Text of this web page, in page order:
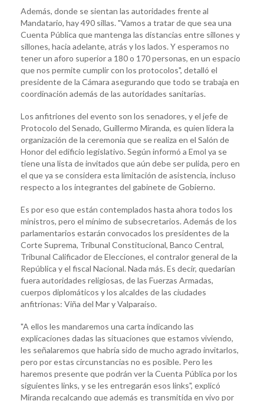
Además, donde se sientan las autoridades frente al
Mandatario, hay 490 sillas. "Vamos a tratar de que sea una
Cuenta Pública que mantenga las distancias entre sillones y
sillones, hacia adelante, atrás y los lados. Y esperamos no
tener un aforo superior a 180 o 170 personas, en un espacio
que nos permite cumplir con los protocolos", detalló el
presidente de la Cámara asegurando que todo se trabaja en
coordinación además de las autoridades sanitarias.
Los anfitriones del evento son los senadores, y el jefe de
Protocolo del Senado, Guillermo Miranda, es quien lidera la
organización de la ceremonia que se realiza en el Salón de
Honor del edificio legislativo. Según informó a Emol ya se
tiene una lista de invitados que aún debe ser pulida, pero en
el que ya se considera esta limitación de asistencia, incluso
respecto a los integrantes del gabinete de Gobierno.
Es por eso que están contemplados hasta ahora todos los
ministros, pero el mínimo de subsecretarios. Además de los
parlamentarios estarán convocados los presidentes de la
Corte Suprema, Tribunal Constitucional, Banco Central,
Tribunal Calificador de Elecciones, el contralor general de la
República y el fiscal Nacional. Nada más. Es decir, quedarían
fuera autoridades religiosas, de las Fuerzas Armadas,
cuerpos diplomáticos y los alcaldes de las ciudades
anfitrionas: Viña del Mar y Valparaíso.
"A ellos les mandaremos una carta indicando las
explicaciones dadas las situaciones que estamos viviendo,
les señalaremos que habría sido de mucho agrado invitarlos,
pero por estas circunstancias no es posible. Pero les
haremos presente que podrán ver la Cuenta Pública por los
siguientes links, y se les entregarán esos links", explicó
Miranda recalcando que además es transmitida en vivo por